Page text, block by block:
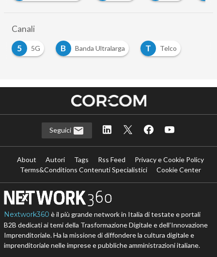
Canali
5
5G B Banda Ultralarga T Telco
Seguici
About Autori Tags Rss Feed
Privacy e Cookie Policy
Terms&Conditions Contenuti Specialistici
Cookie Center
Nextwork360 è il più grande network in Italia di testate e portali
B2B dedicati ai temi della Trasformazione Digitale e dell’Innovazione
Imprenditoriale. Ha la missione di diffondere la cultura digitale e
imprenditoriale nelle imprese e pubbliche amministrazioni italiane.